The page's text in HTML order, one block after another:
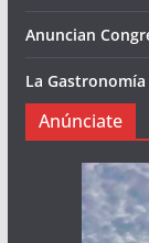
Anuncian
La
Anúnciate